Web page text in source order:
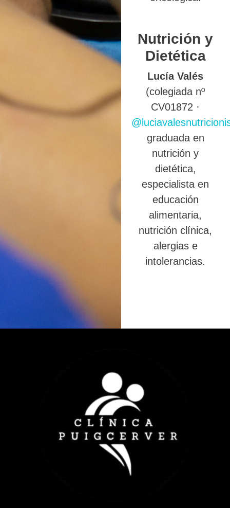
Nutrición y
Dietética
Lucía Valés
(colegiada nº
CV01872 ·
graduada en
nutrición y
dietética,
especialista en
educación
alimentaria,
nutrición clínica,
alergias e
intolerancias.